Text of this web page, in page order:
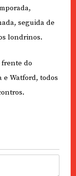
seguida de
londrinos.
do
e Watford, todos